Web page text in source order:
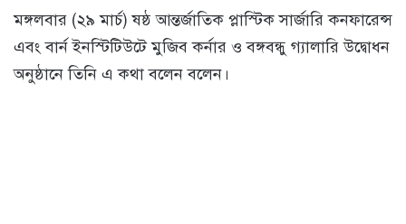
মঙ্গলবার (২৯ মার্চ) ষষ্ঠ আন্তর্জাতিক প্লাস্টিক সার্জারি কনফারেন্স
এবং বার্ন ইনস্টিটিউটে মুজিব কর্নার ও বঙ্গবন্ধু গ্যালারি উদ্বোধন
অনুষ্ঠানে তিনি এ কথা বলেন বলেন।